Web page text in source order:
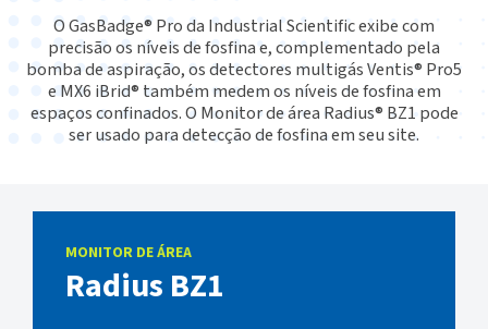
O GasBadge® Pro da Industrial Scientific exibe com
precisão os níveis de fosfina e, complementado pela
bomba de aspiração, os detectores multigás Ventis® Pro5
e MX6 iBrid® também medem os níveis de fosfina em
espaços confinados. O Monitor de área Radius® BZ1 pode
ser usado para detecção de fosfina em seu site.
MONITOR DE ÁREA
Radius BZ1